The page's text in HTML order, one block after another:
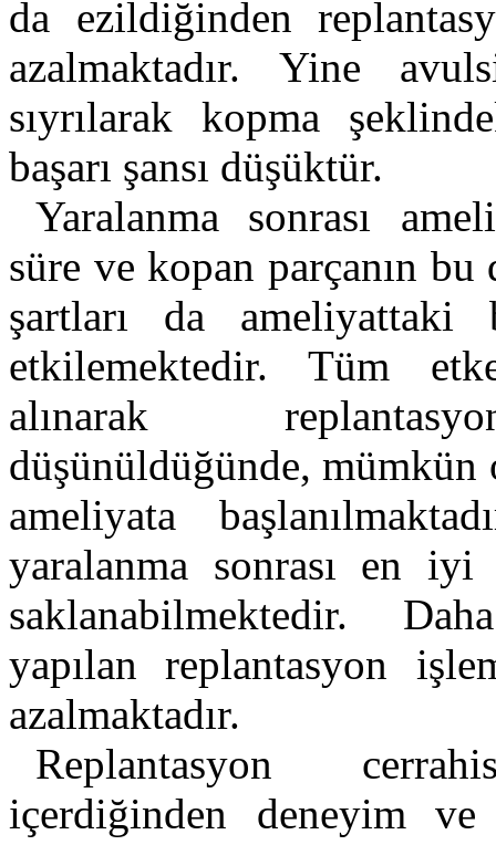
da ezildiğinden
azalmaktadır. Yine
sıyrılarak kopma
başarı şansı düşüktür.
Yaralanma sonrası
süre ve kopan parçanın bu
şartları da ameliyattaki
etkilemektedir. Tüm
alınarak
düşünüldüğünde, mümkün
ameliyata
yaralanma sonrası en
saklanabilmektedir.
yapılan replantasyon
azalmaktadır.
Replantasyon
içerdiğinden deneyim ve